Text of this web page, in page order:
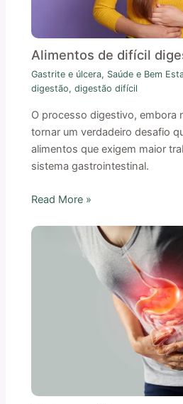
Alimentos de difícil
Gastrite e úlcera, Saúde e Bem
digestão,digestão difícil
O processo digestivo, embora
tornar um verdadeiro desafio
alimentos que exigem maior
sistema gastrointestinal.
Read More »